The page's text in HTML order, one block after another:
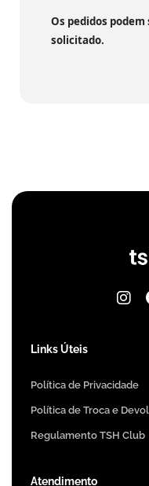
Os pedidos
solicitado.
Links Úteis
Política de Privacidade
Política de Troca e
Regulamento TSH Club
Atendimento